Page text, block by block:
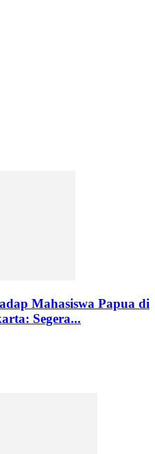
Mahasiswa Papua di
Segera...